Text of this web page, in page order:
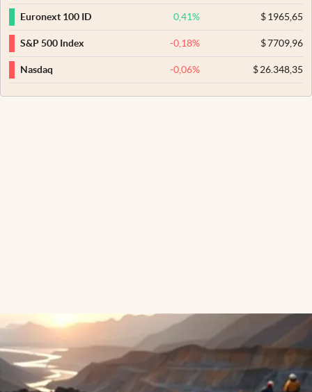
Euronext 100 ID 0,41% $1965,65
S&P 500 Index -0,18% $7709,96
Nasdaq -0,06% $26.348,35